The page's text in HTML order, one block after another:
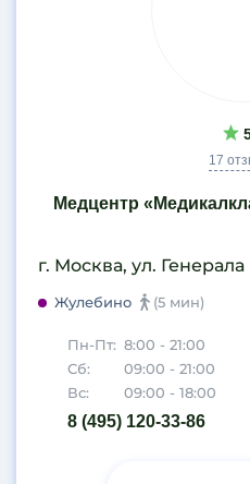
17
Медцентр
г. Москва, ул. Генерала
Жулебино (5 мин)
Пн-Пт: 8:00 - 21:00
Сб:
09:00 - 21:00
Вс:
09:00 - 18:00
8 (495) 120-33-86